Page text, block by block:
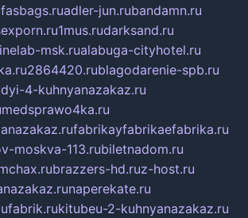
fasbags.ruadler-jun.rubandamn.ru
1mus.rudarksand.ru
msk.rualabuga-cityhotel.ru
2864420.rublagodarenie-spb.ru
4-kuhnyanazakaz.ru
medsprawo4ka.ru
fabrikayfabrikaefabrika.ru
moskva-113.rubiletnadom.ru
brazzers-hd.ruz-host.ru
naperekate.ru
kitubeu-2-kuhnyanazakaz.ru